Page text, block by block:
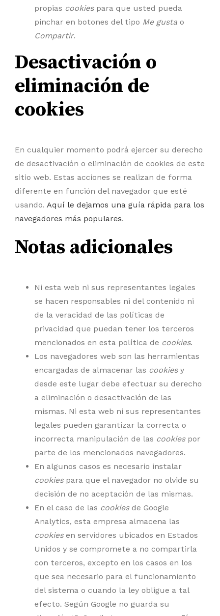
propias cookiespara que usted pueda
pinchar en botones del tipo Me gusta o
Compartir.
Desactivación o
eliminación de
cookies
En cualquier momento podrá ejercer su derecho
de desactivación o eliminación de cookies de este
sitio web. Estas acciones se realizan de forma
diferente en función del navegador que esté
usando. Aquí le dejamos una guía rápida para los
navegadores más populares.
Notas adicionales
Ni esta web ni sus representantes legales
se hacen responsables ni del contenido ni
de la veracidad de las políticas de
privacidad que puedan tener los terceros
mencionados en esta política de cookies.
Los navegadores web son las herramientas
encargadas de almacenar las cookiesy
desde este lugar debe efectuar su derecho
a eliminación o desactivación de las
mismas. Ni esta web ni sus representantes
legales pueden garantizar la correcta o
incorrecta manipulación de las cookiespor
parte de los mencionados navegadores.
En algunos casos es necesario instalar
cookiespara que el navegador no olvide su
decisión de no aceptación de las mismas.
En el caso de las cookiesde Google
Analytics, esta empresa almacena las
cookiesen servidores ubicados en Estados
Unidos y se compromete a no compartirla
con terceros, excepto en los casos en los
que sea necesario para el funcionamiento
del sistema o cuando la ley obligue a tal
efecto. Según Google no guarda su